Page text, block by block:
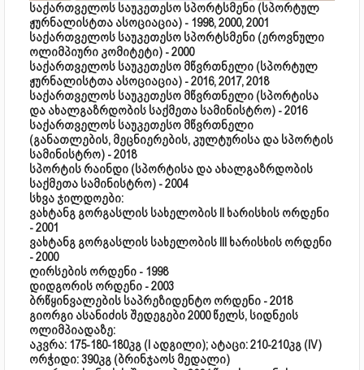
საქართველოს საუკეთესო სპორტსმენი (სპორტულ
ჟურნალისტთა ასოციაცია) - 1998, 2000, 2001
საქართველოს საუკეთესო სპორტსმენი (ეროვნული
ოლიმპიური კომიტეტი) - 2000
საქართველოს საუკეთესო მწვრთნელი (სპორტულ
ჟურნალისტთა ასოციაცია) - 2016, 2017, 2018
საქართველოს საუკეთესო მწვრთნელი (სპორტისა
და ახალგაზრდობის საქმეთა სამინისტრო) - 2016
საქართველოს საუკეთესო მწვრთნელი
(განათლების, მეცნიერების, კულტურისა და სპორტის
სამინისტრო) - 2018
სპორტის რაინდი (სპორტისა და ახალგაზრდობის
საქმეთა სამინისტრო) - 2004
სხვა ჯილდოები:
ვახტანგ გორგასლის სახელობის II ხარისხის ორდენი
- 2001
ვახტანგ გორგასლის სახელობის III ხარისხის ორდენი
- 2000
ღირსების ორდენი - 1998
დიდგორის ორდენი - 2003
ბრწყინვალების საპრეზიდენტო ორდენი - 2018
გიორგი ასანიძის შედეგები 2000 წელს, სიდნეის
ოლიმპიადაზე:
აკვრა: 175-180-180კგ (I ადგილი); ატაცი: 210-210კგ (IV)
ორჭიდი: 390კგ (ბრინჯაოს მედალი)